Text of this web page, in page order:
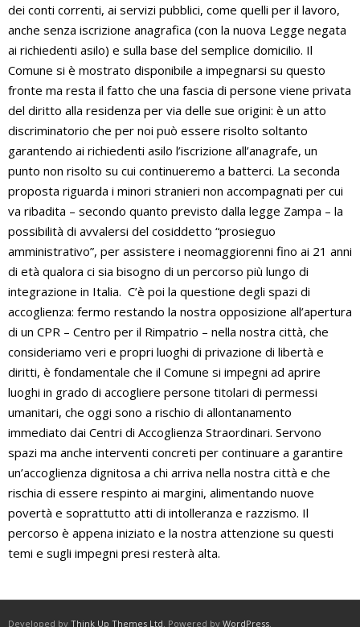
dei conti correnti, ai servizi pubblici, come quelli per il lavoro,
anche senza iscrizione anagrafica (con la nuova Legge negata
ai richiedenti asilo) e sulla base del semplice domicilio. Il
Comune si è mostrato disponibile a impegnarsi su questo
fronte ma resta il fatto che una fascia di persone viene privata
del diritto alla residenza per via delle sue origini: è un atto
discriminatorio che per noi può essere risolto soltanto
garantendo ai richiedenti asilo l’iscrizione all’anagrafe, un
punto non risolto su cui continueremo a batterci. La seconda
proposta riguarda i minori stranieri non accompagnati per cui
va ribadita – secondo quanto previsto dalla legge Zampa – la
possibilità di avvalersi del cosiddetto “prosieguo
amministrativo”, per assistere i neomaggiorenni fino ai 21 anni
di età qualora ci sia bisogno di un percorso più lungo di
integrazione in Italia. C’è poi la questione degli spazi di
accoglienza: fermo restando la nostra opposizione all’apertura
di un CPR – Centro per il Rimpatrio – nella nostra città, che
consideriamo veri e propri luoghi di privazione di libertà e
diritti, è fondamentale che il Comune si impegni ad aprire
luoghi in grado di accogliere persone titolari di permessi
umanitari, che oggi sono a rischio di allontanamento
immediato dai Centri di Accoglienza Straordinari. Servono
spazi ma anche interventi concreti per continuare a garantire
un’accoglienza dignitosa a chi arriva nella nostra città e che
rischia di essere respinto ai margini, alimentando nuove
povertà e soprattutto atti di intolleranza e razzismo. Il
percorso è appena iniziato e la nostra attenzione su questi
temi e sugli impegni presi resterà alta.
Developed by Think Up Themes Ltd. Powered by WordPress.